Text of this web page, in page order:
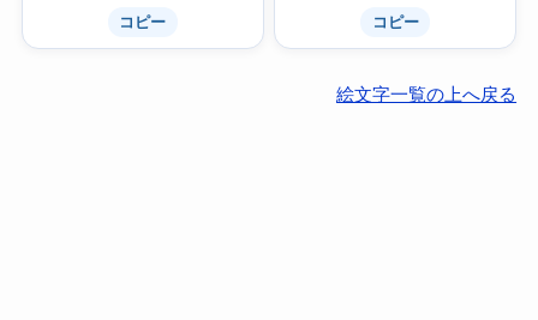
コピー コピー
絵文字一覧の上へ戻る